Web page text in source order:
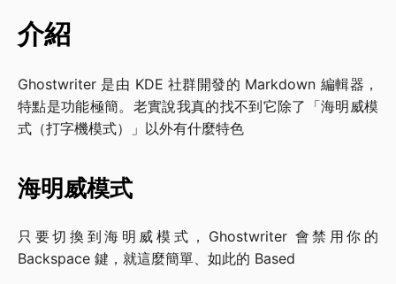
介紹
Ghostwriter 是由 KDE 社群開發的 Markdown 編輯器，
特點是功能極簡。老實說我真的找不到它除了「海明威模
式（打字機模式）」以外有什麼特色
海明威模式
只要切換到海明威模式，Ghostwriter 會禁用你的
Backspace 鍵，就這麼簡單、如此的 Based